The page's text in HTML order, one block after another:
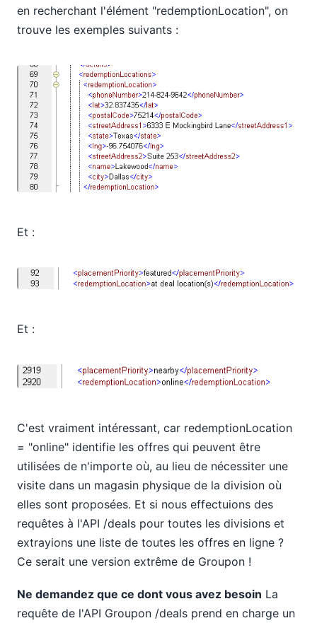
en recherchant l'élément "redemptionLocation", on
trouve les exemples suivants :
Et :
Et :
C'est vraiment intéressant, car redemptionLocation
= "online" identifie les offres qui peuvent être
utilisées de n'importe où, au lieu de nécessiter une
visite dans un magasin physique de la division où
elles sont proposées. Et si nous effectuions des
requêtes à l'API /deals pour toutes les divisions et
extrayions une liste de toutes les offres en ligne ?
Ce serait une version extrême de Groupon !
Ne demandez que ce dont vous avez besoin La
requête de l'API Groupon /deals prend en charge un